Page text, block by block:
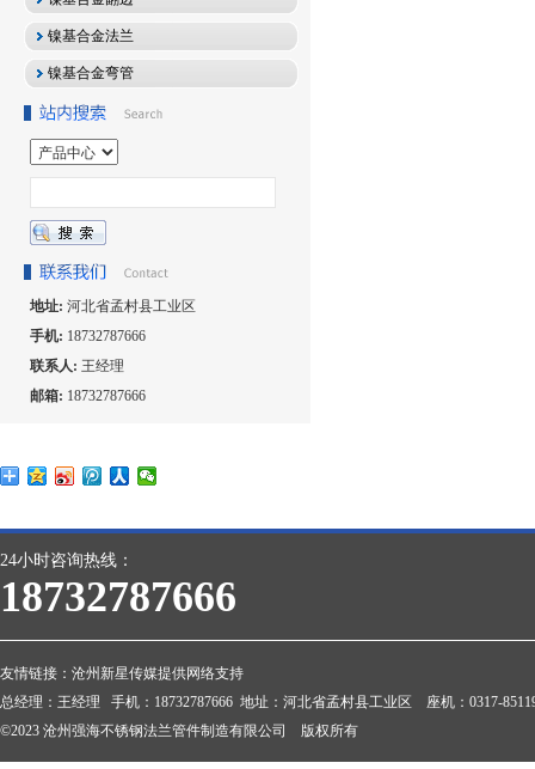
镍基合金法兰
镍基合金弯管
地址: 河北省孟村县工业区
手机: 18732787666
联系人: 王经理
邮箱: 18732787666
24小时咨询热线：
18732787666
友情链接： 沧州新星传媒提供网络支持
总经理：王经理 手机：18732787666 地址：河北省孟村县工业区 座机：0317-
©2023 沧州强海不锈钢法兰管件制造有限公司 版权所有